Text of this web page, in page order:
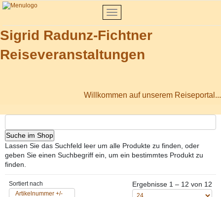
Sigrid Radunz-Fichtner
Reiseveranstaltungen
Willkommen auf unserem Reiseportal...
Lassen Sie das Suchfeld leer um alle Produkte zu finden, oder
geben Sie einen Suchbegriff ein, um ein bestimmtes Produkt zu
finden.
Sortiert nach
Artikelnummer +/-
Ergebnisse 1 – 12 von 12